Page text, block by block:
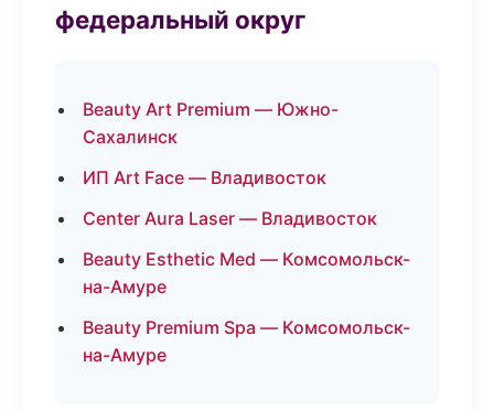
федеральный округ
Beauty Art Premium — Южно-
Сахалинск
ИП Art Face — Владивосток
Center Aura Laser — Владивосток
Beauty Esthetic Med — Комсомольск-
на-Амуре
Beauty Premium Spa — Комсомольск-
на-Амуре